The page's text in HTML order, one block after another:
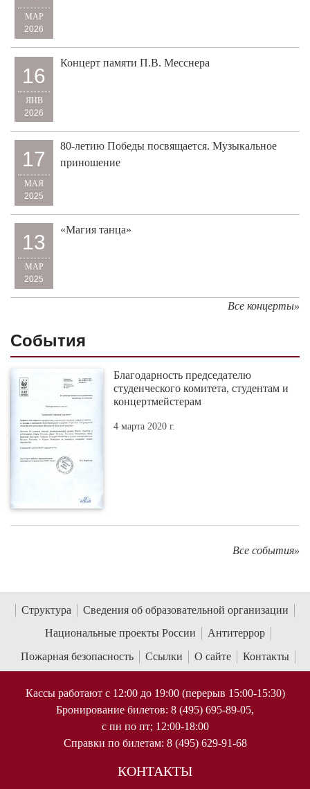
МАР
2026
16
ЯНВ
2026
Концерт памяти П.В. Месснера
17
МАЯ
2025
80-летию Победы посвящается. Музыкальное
приношение
13
МАР
2025
«Магия танца»
Все концерты»
События
Благодарность председателю
студенческого комитета, студентам и
концертмейстерам
4 марта 2020 г.
Все события»
Структура
Сведения об образовательной организации
Национальные проекты России
Антитеррор
Пожарная безопасность
Ссылки О сайте Контакты
Кассы работают с 12:00 до 19:00 (перерыв 15:00-15:30)
Бронирование билетов: 8 (495) 695-89-05,
с пн по пт; 12:00-18:00
Справки по билетам: 8 (495) 629-91-68
КОНТАКТЫ